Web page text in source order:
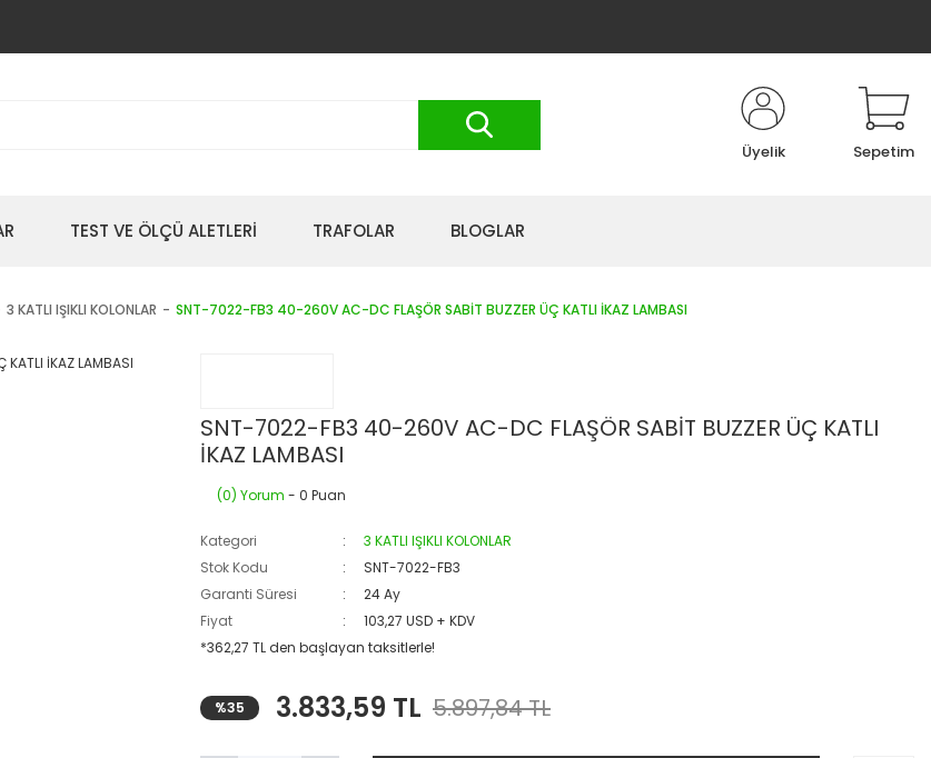
Üyelik Sepetim
TEST VE ÖLÇÜ ALETLERİ TRAFOLAR BLOGLAR
3 KATLI IŞIKLI KOLONLAR SNT-7022-FB3 40-260V AC-DC FLAŞÖR SABİT BUZZER ÜÇ KATLI İKAZ LAMBASI
SNT-7022-FB3 40-260V AC-DC FLAŞÖR SABİT BUZZER ÜÇ KATLI
İKAZ LAMBASI
(0) Yorum - 0 Puan
Kategori
3 KATLI IŞIKLI KOLONLAR
Stok Kodu
SNT-7022-FB3
Garanti Süresi
24 Ay
Fiyat
103,27 USD + KDV
*362,27 TL den başlayan taksitlerle!
%35 3.833,59 TL 5.897,84 TL